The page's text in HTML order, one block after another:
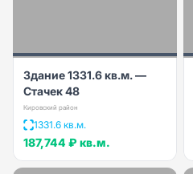
Здание 1331.6 кв.м. —
Стачек 48
Кировский район
1331.6 кв.м.
187,744 ₽ кв.м.